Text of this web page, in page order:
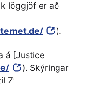
löggjöf er að
).
á [Justice
). Skýringar
Z’